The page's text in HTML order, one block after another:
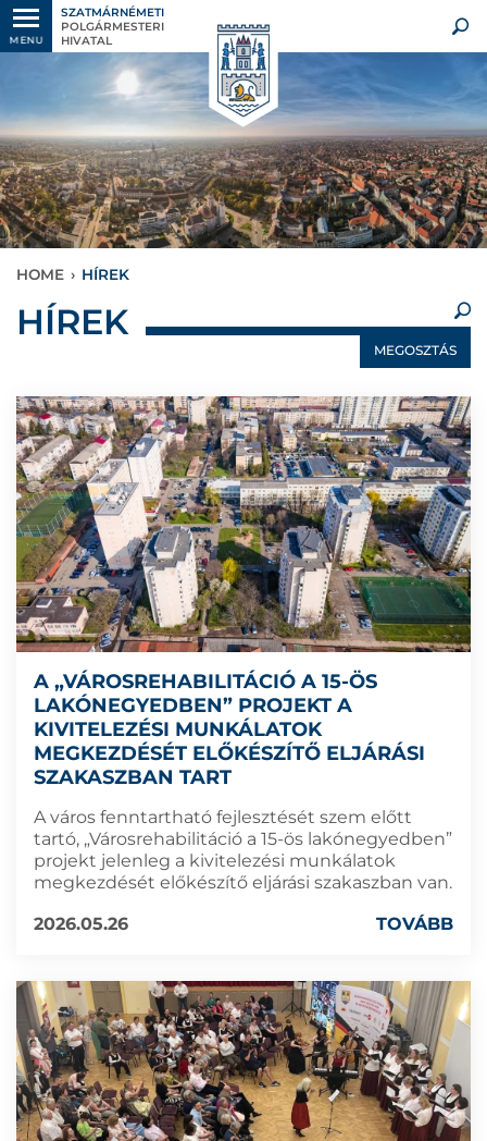
MENU
SZATMÁRNÉMETI
POLGÁRMESTERI
HIVATAL
HOME › HÍREK
×
HÍREK
MEGOSZTÁS
A „VÁROSREHABILITÁCIÓ A 15-ÖS
LAKÓNEGYEDBEN” PROJEKT A
KIVITELEZÉSI MUNKÁLATOK
MEGKEZDÉSÉT ELŐKÉSZÍTŐ ELJÁRÁSI
SZAKASZBAN TART
A város fenntartható fejlesztését szem előtt
tartó, „Városrehabilitáció a 15-ös lakónegyedben”
projekt jelenleg a kivitelezési munkálatok
megkezdését előkészítő eljárási szakaszban van.
2026.05.26
TOVÁBB